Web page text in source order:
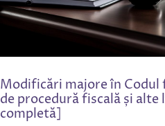
Modificări majore în Codul
de procedură fiscală și alte
completă]